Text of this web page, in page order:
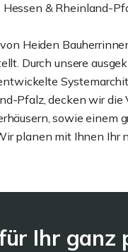
& Rheinland-
Heiden
Durch unsere
Pfalz, decken wir
sowie
planen mit Ihnen Ihr
Ihr ganz